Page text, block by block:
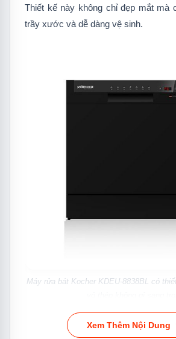
5.
Ứng dụng công nghệ
minh
Thiết kế này không chỉ đẹp mắt mà
trầy xước và dễ dàng vệ sinh.
Máy rửa bát Kocher KDEU-8838BL có
Mặt trước của máy
Xem Thêm Nội Dung